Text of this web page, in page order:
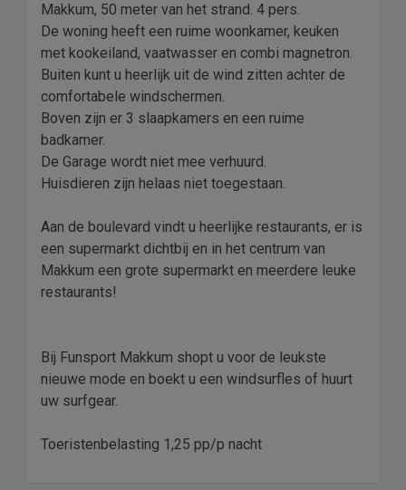
Makkum, 50 meter van het strand. 4 pers.
De woning heeft een ruime woonkamer, keuken
met kookeiland, vaatwasser en combi magnetron.
Buiten kunt u heerlijk uit de wind zitten achter de
comfortabele windschermen.
Boven zijn er 3 slaapkamers en een ruime
badkamer.
De Garage wordt niet mee verhuurd.
Huisdieren zijn helaas niet toegestaan.
Aan de boulevard vindt u heerlijke restaurants, er is
een supermarkt dichtbij en in het centrum van
Makkum een grote supermarkt en meerdere leuke
restaurants!
Bij Funsport Makkum shopt u voor de leukste
nieuwe mode en boekt u een windsurfles of huurt
uw surfgear.
Toeristenbelasting 1,25 pp/p nacht